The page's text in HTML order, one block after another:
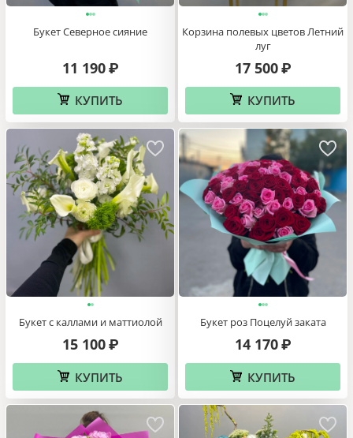
Букет Северное сияние
11 190 ₽
КУПИТЬ
Корзина полевых цветов Летний
луг
17 500 ₽
КУПИТЬ
Букет с каллами и маттиолой
15 100 ₽
КУПИТЬ
Букет роз Поцелуй заката
14 170 ₽
КУПИТЬ